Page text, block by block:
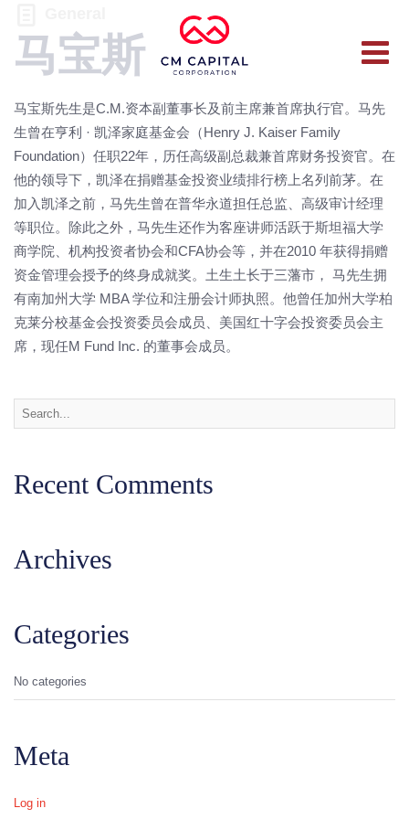
马宝斯
马宝斯先生是C.M.资本副董事长及前主席兼首席执行官。马先
生曾在亨利 · 凯泽家庭基金会（Henry J. Kaiser Family
Foundation）任职22年，历任高级副总裁兼首席财务投资官。在
他的领导下，凯泽在捐赠基金投资业绩排行榜上名列前茅。在
加入凯泽之前，马先生曾在普华永道担任总监、高级审计经理
等职位。除此之外，马先生还作为客座讲师活跃于斯坦福大学
商学院、机构投资者协会和CFA协会等，并在2010 年获得捐赠
资金管理会授予的终身成就奖。土生土长于三藩市， 马先生拥
有南加州大学 MBA 学位和注册会计师执照。他曾任加州大学柏
克莱分校基金会投资委员会成员、美国红十字会投资委员会主
席，现任M Fund Inc. 的董事会成员。
Recent Comments
Archives
Categories
No categories
Meta
Log in